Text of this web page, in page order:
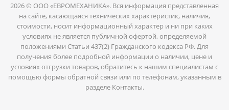
2026 © ООО «ЕВРОМЕХАНИКА». Вся информация представленная
на сайте, касающаяся технических характеристик, наличия,
стоимости, носит информационный характер и ни при каких
условиях не является публичной офертой, определяемой
положениями Статьи 437(2) Гражданского кодекса РФ. Для
получения более подробной информации о наличии, цене и
условиях отгрузки товаров, обратитесь к нашим специалистам с
помощью формы обратной связи или по телефонам, указанным в
разделе Контакты.